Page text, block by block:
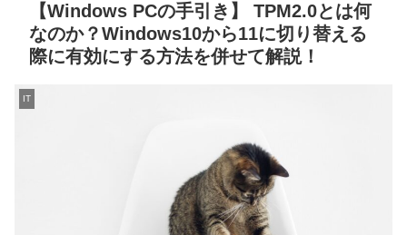
【Windows PCの手引き】 TPM2.0とは何
なのか？Windows10から11に切り替える
際に有効にする方法を併せて解説！
IT